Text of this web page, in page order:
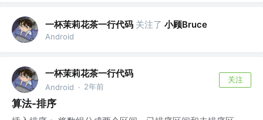
一杯茉莉花茶一行代码 关注了 小顾Bruce
Android
一杯茉莉花茶一行代码
Android · 2年前
关注
算法-排序